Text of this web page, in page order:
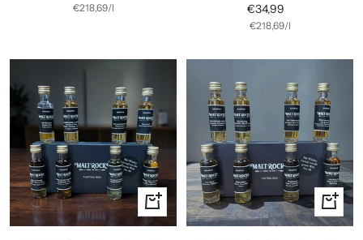
€218,69/l
Angebotspreis
€34,99
€218,69/l
In
den
In
den